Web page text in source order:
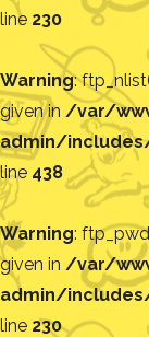
line 230
Warning:
given in /var/
admin/
line 438
Warning:
given in /var/
admin/
line 230